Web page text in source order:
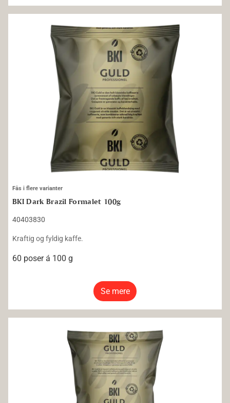
BKI Dark Brazil Formalet 100g
Fås i flere varianter
BKI Dark Brazil Formalet 100g
40403830
Kraftig og fyldig kaffe.
60 poser á 100 g
Se mere